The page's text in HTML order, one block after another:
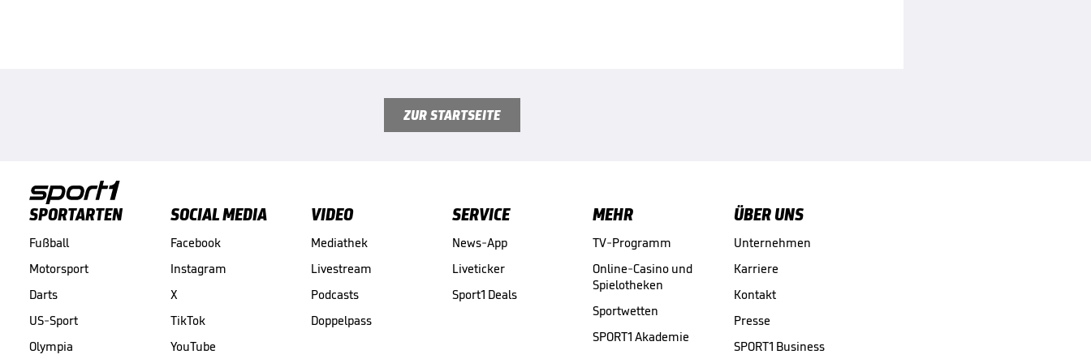
ZUR STARTSEITE
SPORTARTEN
Fußball
Motorsport
Darts
US-Sport
Olympia
SOCIAL MEDIA
Facebook
Instagram
X
TikTok
YouTube
VIDEO
Mediathek
Livestream
Podcasts
Doppelpass
SERVICE
News-App
Liveticker
Sport1 Deals
MEHR
TV-Programm
Online-Casino und
Spielotheken
Sportwetten
SPORT1 Akademie
ÜBER UNS
Unternehmen
Karriere
Kontakt
Presse
SPORT1 Business